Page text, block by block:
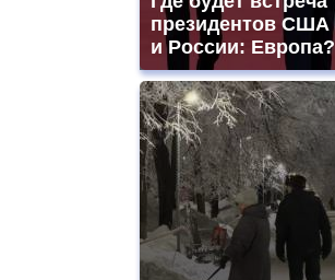
президентов США
и России: Европа?